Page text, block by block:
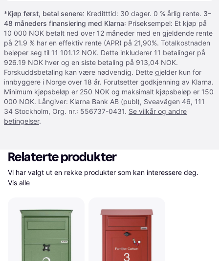
*Kjøp først, betal senere: Kreditttid: 30 dager. 0 % årlig rente. 3–
48 måneders finansiering med Klarna: Priseksempel: Et kjøp på
10 000 NOK betalt ned over 12 måneder med en gjeldende rente
på 21.9 % har en effektiv rente (APR) på 21,90%. Totalkostnaden
beløper seg til 11 101.12 NOK. Dette inkluderer 11 betalinger på
926.19 NOK hver og en siste betaling på 913,04 NOK.
Forskuddsbetaling kan være nødvendig. Dette gjelder kun for
innbyggere i Norge over 18 år. Forutsetter godkjenning av Klarna.
Minimum kjøpsbeløp er 250 NOK og maksimalt kjøpsbeløp er 150
000 NOK. Långiver: Klarna Bank AB (publ), Sveavägen 46, 111
34 Stockholm, Org. nr.: 556737-0431. Se vilkår og andre
betingelser.
Relaterte produkter
Vis alle